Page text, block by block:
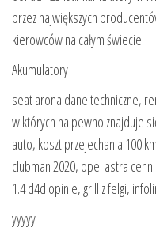
przez największych
kierowców na całym świecie.
Akumulatory
seat arona dane techniczne,
w których na pewno znajduje
auto, koszt przejechania 100
clubman 2020, opel astra
1.4 d4d opinie, grill z felgi,
yyyyy